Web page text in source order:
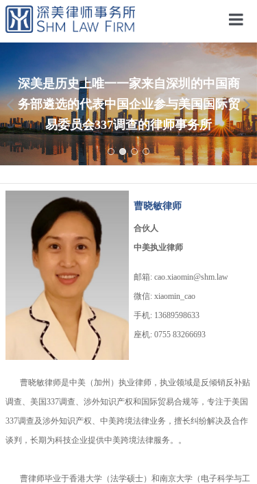
首页
关
专
专
动
跨
深美是历史上唯一一家来自深圳的中国商
务部遴选的代表中国企业参与美国国际贸
易委员会337调查的律师事务所
曹晓敏律师
合伙人
中美执业律师
邮箱: cao.xiaomin@shm.law
微信: xiaomin_cao
手机: 13689598633
座机: 0755 83266693
曹晓敏律师是中美（加州）执业律师，执业领域是反倾销反补贴
调查、美国337调查、涉外知识产权和国际贸易合规等，专注于美国
337调查及涉外知识产权、中美跨境法律业务，擅长纠纷解决及合作
谈判，长期为科技企业提供中美跨境法律服务。。
曹律师毕业于香港大学（法学硕士）和南京大学（电子科学与工